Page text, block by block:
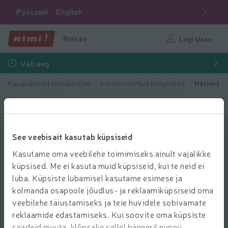
See veebisait kasutab küpsiseid
Kasutame oma veebilehe toimimiseks ainult vajalikke
küpsised. Me ei kasuta muid küpsiseid, kui te neid ei
luba. Küpsiste lubamisel kasutame esimese ja
kolmanda osapoole jõudlus- ja reklaamiküpsiseid oma
veebilehe täiustamiseks ja teie huvidele sobivamate
reklaamide edastamiseks. Kui soovite oma küpsiste
Русский English
Rimi.ee Logi sisse
Vali aeg
Kauasäilivad toidukaubad Konserveeritud köögiviljad Herned